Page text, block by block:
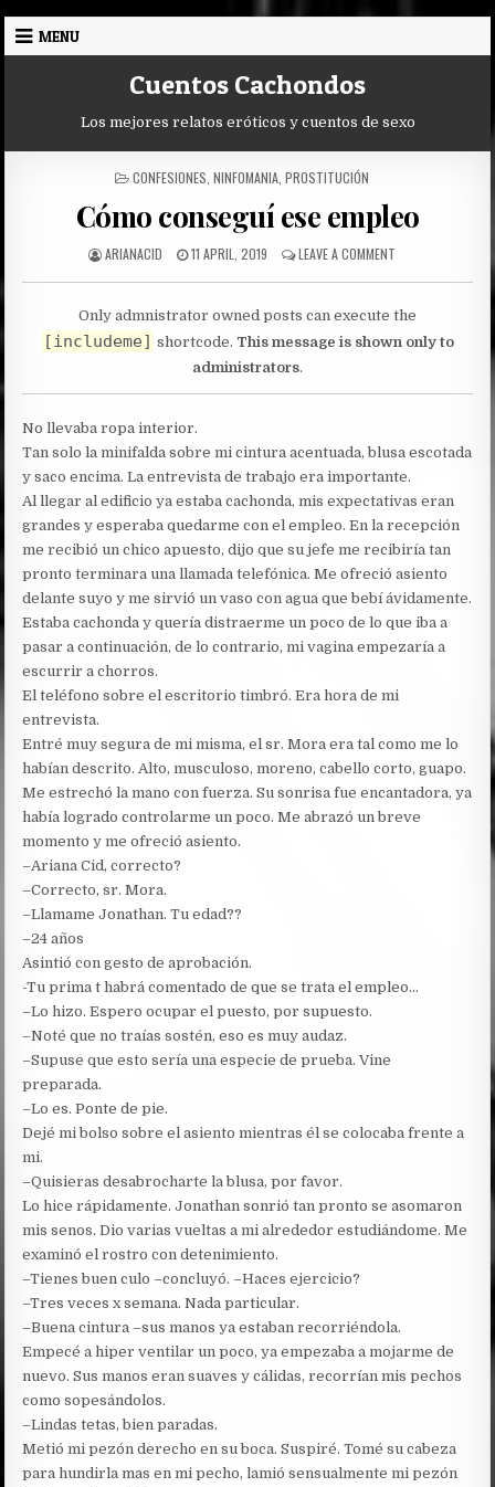
Skip
MENU
Cuentos Cachondos
Los mejores relatos eróticos y cuentos de sexo
POSTED
CONFESIONES NINFOMANIA PROSTITUCIÓN
Cómo conseguí ese empleo
AUTHOR:
ARIANACID
PUBLISHED
11 APRIL, 2019 LEAVE A COMMENT
ESE
Only admnistrator owned posts can execute the
[includeme] shortcode. This message is shown only to
administrators.
No llevaba ropa interior.
Tan solo la minifalda sobre mi cintura acentuada, blusa escotada
y saco encima. La entrevista de trabajo era importante.
Al llegar al edificio ya estaba cachonda, mis expectativas eran
grandes y esperaba quedarme con el empleo. En la recepción
me recibió un chico apuesto, dijo que su jefe me recibiría tan
pronto terminara una llamada telefónica. Me ofreció asiento
delante suyo y me sirvió un vaso con agua que bebí ávidamente.
Estaba cachonda y quería distraerme un poco de lo que iba a
pasar a continuación, de lo contrario, mi vagina empezaría a
escurrir a chorros.
El teléfono sobre el escritorio timbró. Era hora de mi
entrevista.
Entré muy segura de mi misma, el sr. Mora era tal como me lo
habían descrito. Alto, musculoso, moreno, cabello corto, guapo.
Me estrechó la mano con fuerza. Su sonrisa fue encantadora, ya
había logrado controlarme un poco. Me abrazó un breve
momento y me ofreció asiento.
–Ariana Cid, correcto?
–Correcto, sr. Mora.
–Llamame Jonathan. Tu edad??
–24 años
Asintió con gesto de aprobación.
-Tu prima t habrá comentado de que se trata el empleo…
–Lo hizo. Espero ocupar el puesto, por supuesto.
–Noté que no traías sostén, eso es muy audaz.
–Supuse que esto sería una especie de prueba. Vine
preparada.
–Lo es. Ponte de pie.
Dejé mi bolso sobre el asiento mientras él se colocaba frente a
mi.
–Quisieras desabrocharte la blusa, por favor.
Lo hice rápidamente. Jonathan sonrió tan pronto se asomaron
mis senos. Dio varias vueltas a mi alrededor estudiándome. Me
examinó el rostro con detenimiento.
–Tienes buen culo –concluyó. –Haces ejercicio?
–Tres veces x semana. Nada particular.
–Buena cintura –sus manos ya estaban recorriéndola.
Empecé a hiper ventilar un poco, ya empezaba a mojarme de
nuevo. Sus manos eran suaves y cálidas, recorrían mis pechos
como sopesándolos.
–Lindas tetas, bien paradas.
Metió mi pezón derecho en su boca. Suspiré. Tomé su cabeza
para hundirla mas en mi pecho, lamió sensualmente mi pezón